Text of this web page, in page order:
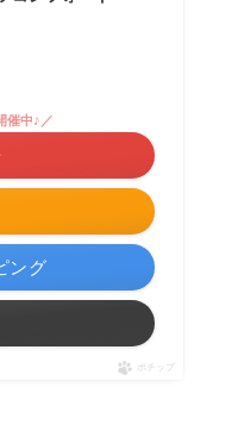
催中♪／
ング
ポチップ